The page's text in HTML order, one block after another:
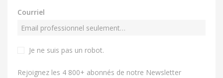
Courriel
Je ne suis pas un robot.
Rejoignez les 4 800+ abonnés de notre Newsletter